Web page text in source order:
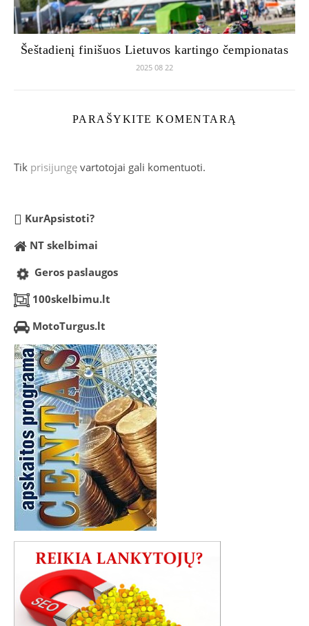
Šeštadienį finišuos Lietuvos kartingo čempionatas
2025 08 22
PARAŠYKITE KOMENTARĄ
Tik prisijungę vartotojai gali komentuoti.
KurApsistoti?
NT skelbimai
Geros paslaugos
100skelbimu.lt
MotoTurgus.lt